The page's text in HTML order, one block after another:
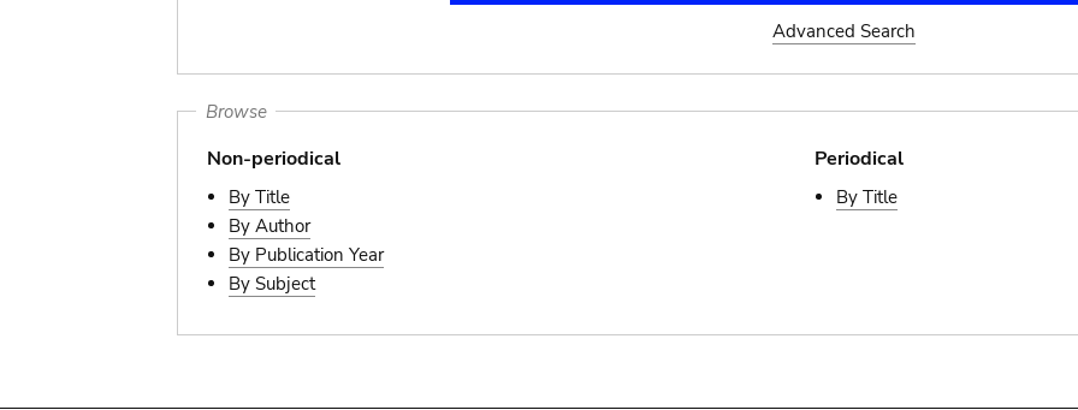
Advanced Search
Browse
Non-periodical
By Title
By Author
By Publication Year
By Subject
Periodical
By Title